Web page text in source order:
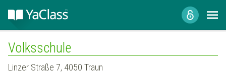
Volksschule
Linzer Straße 7, 4050 Traun